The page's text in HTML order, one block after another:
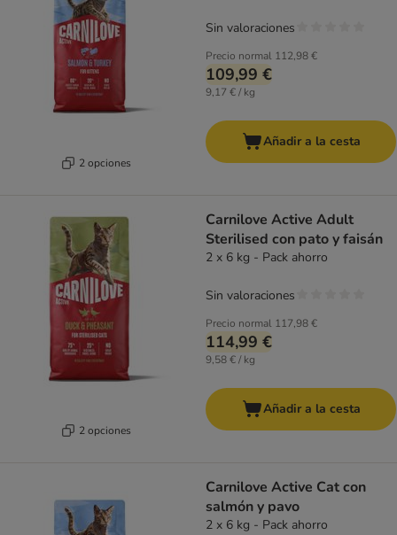
2 opciones
Precio normal 112,98 €
109,99 €
9,17 € / kg
Sin valoraciones
Añadir a la cesta
2 opciones
Carnilove Active Adult
Sterilised con pato y faisán
2 x 6 kg - Pack ahorro
Precio normal 117,98 €
114,99 €
9,58 € / kg
Sin valoraciones
Añadir a la cesta
Carnilove Active Cat con
salmón y pavo
2 x 6 kg - Pack ahorro